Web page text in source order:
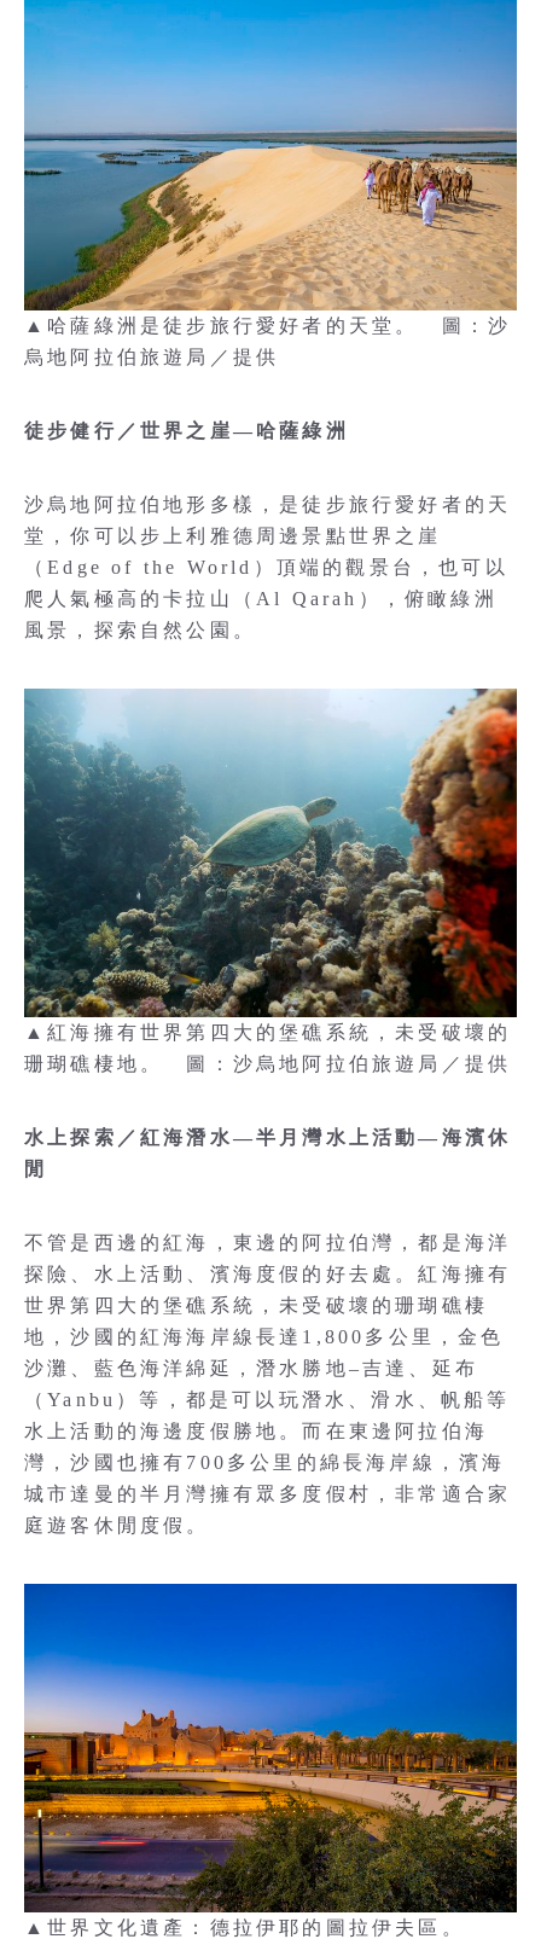
▲哈薩綠洲是徒步旅行愛好者的天堂。 圖：沙
烏地阿拉伯旅遊局／提供
徒步健行／世界之崖—哈薩綠洲
沙烏地阿拉伯地形多樣，是徒步旅行愛好者的天
堂，你可以步上利雅德周邊景點世界之崖
（Edge of the World）頂端的觀景台，也可以
爬人氣極高的卡拉山（Al Qarah），俯瞰綠洲
風景，探索自然公園。
▲紅海擁有世界第四大的堡礁系統，未受破壞的
珊瑚礁棲地。 圖：沙烏地阿拉伯旅遊局／提供
水上探索／紅海潛水—半月灣水上活動—海濱休
閒
不管是西邊的紅海，東邊的阿拉伯灣，都是海洋
探險、水上活動、濱海度假的好去處。紅海擁有
世界第四大的堡礁系統，未受破壞的珊瑚礁棲
地，沙國的紅海海岸線長達1,800多公里，金色
沙灘、藍色海洋綿延，潛水勝地–吉達、延布
（Yanbu）等，都是可以玩潛水、滑水、帆船等
水上活動的海邊度假勝地。而在東邊阿拉伯海
灣，沙國也擁有700多公里的綿長海岸線，濱海
城市達曼的半月灣擁有眾多度假村，非常適合家
庭遊客休閒度假。
▲世界文化遺產：德拉伊耶的圖拉伊夫區。